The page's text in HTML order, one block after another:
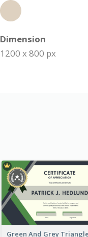
Dimension
1200 x 800 px